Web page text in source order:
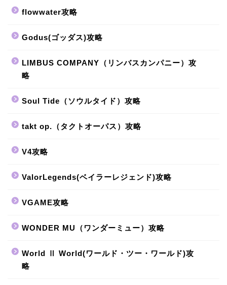
flowwater攻略
Godus(ゴッダス)攻略
LIMBUS COMPANY（リンバスカンパニー）攻
略
Soul Tide（ソウルタイド）攻略
takt op.（タクトオーパス）攻略
V4攻略
ValorLegends(ベイラーレジェンド)攻略
VGAME攻略
WONDER MU（ワンダーミュー）攻略
World Ⅱ World(ワールド・ツー・ワールド)攻
略